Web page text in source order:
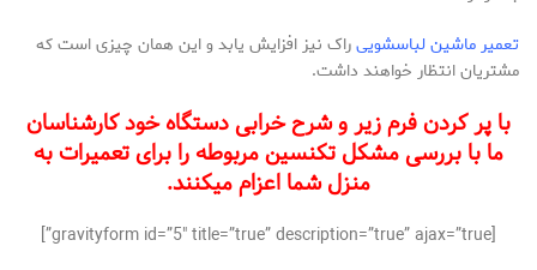
تعمیر ماشین لباسشوییراک نیز افزایش یابد و این همان چیزی است که
مشتریان انتظار خواهند داشت.
با پر کردن فرم زیر و شرح خرابی دستگاه خود کارشناسان
ما با بررسی مشکل تکنسین مربوطه را برای تعمیرات به
منزل شما اعزام میکنند.
[gravityform id=”5″ title=”true” description=”true” ajax=”true”]